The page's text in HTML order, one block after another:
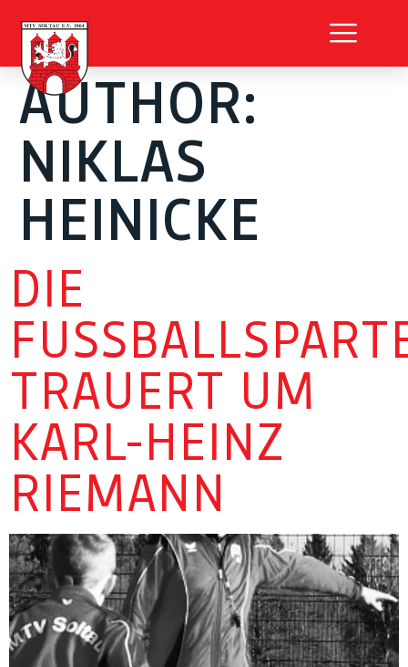
AUTHOR:
NIKLAS
HEINICKE
DIE
FUSSBALLSPARTE
RAUERT UM K
ARL-HEINZ R
IEMANN